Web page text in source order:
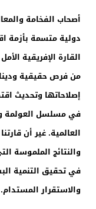
أصحاب الفخامة
دولية متسمة بأزمة
القارة الإفريقية
من فرص حقيقية
إصلاحاتها وتحديث
في مسلسل العولمة
العالمية. غير أن
والنتائج الملموسة
في تحقيق التنمية
والاستقرار المستدام.